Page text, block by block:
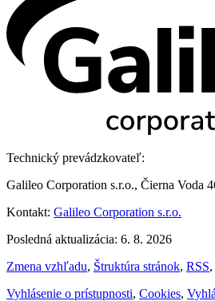
Technický prevádzkovateľ:
Galileo Corporation s.r.o., Čierna Voda
Kontakt: Galileo Corporation s.r.o.
Posledná aktualizácia: 6. 8. 2026
Zmena vzhľadu, Štruktúra stránok, RSS,
Vyhlásenie o prístupnosti, Cookies,